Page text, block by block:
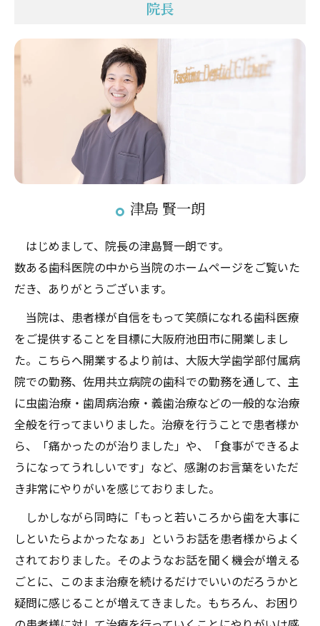
院長
津島 賢⼀朗
はじめまして、院長の津島賢一朗です。
数ある歯科医院の中から当院のホームページをご覧いた
だき、ありがとうございます。
当院は、患者様が自信をもって笑顔になれる歯科医療
をご提供することを目標に大阪府池田市に開業しまし
た。こちらへ開業するより前は、大阪大学歯学部付属病
院での勤務、佐用共立病院の歯科での勤務を通して、主
に虫歯治療・歯周病治療・義歯治療などの一般的な治療
全般を行ってまいりました。治療を行うことで患者様か
ら、「痛かったのが治りました」や、「食事ができるよ
うになってうれしいです」など、感謝のお言葉をいただ
き非常にやりがいを感じておりました。
しかしながら同時に「もっと若いころから歯を大事に
しといたらよかったなぁ」というお話を患者様からよく
されておりました。そのようなお話を聞く機会が増える
ごとに、このまま治療を続けるだけでいいのだろうかと
疑問に感じることが増えてきました。もちろん、お困り